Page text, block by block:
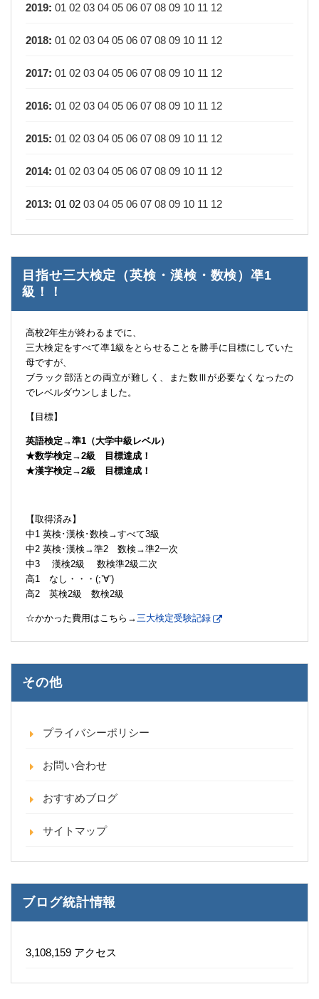
2019: 01 02 03 04 05 06 07 08 09 10 11 12
2018: 01 02 03 04 05 06 07 08 09 10 11 12
2017: 01 02 03 04 05 06 07 08 09 10 11 12
2016: 01 02 03 04 05 06 07 08 09 10 11 12
2015: 01 02 03 04 05 06 07 08 09 10 11 12
2014: 01 02 03 04 05 06 07 08 09 10 11 12
2013: 01 02 03 04 05 06 07 08 09 10 11 12
目指せ三大検定（英検・漢検・数検）凖1
級！！
高校2年生が終わるまでに、
三大検定をすべて凖1級をとらせることを勝手に目標にしていた
母ですが、
ブラック部活との両立が難しく、また数Ⅲが必要なくなったの
でレベルダウンしました。
【目標】
英語検定→準1（大学中級レベル）
★数学検定→2級 目標達成！
★漢字検定→2級 目標達成！
【取得済み】
中1 英検･漢検･数検→すべて3級
中2 英検･漢検→準2 数検→準2一次
中3 漢検2級 数検準2級二次
高1 なし・・・(;’∀’)
高2 英検2級 数検2級
☆かかった費用はこちら→三大検定受験記録
その他
プライバシーポリシー
お問い合わせ
おすすめブログ
サイトマップ
ブログ統計情報
3,108,159 アクセス